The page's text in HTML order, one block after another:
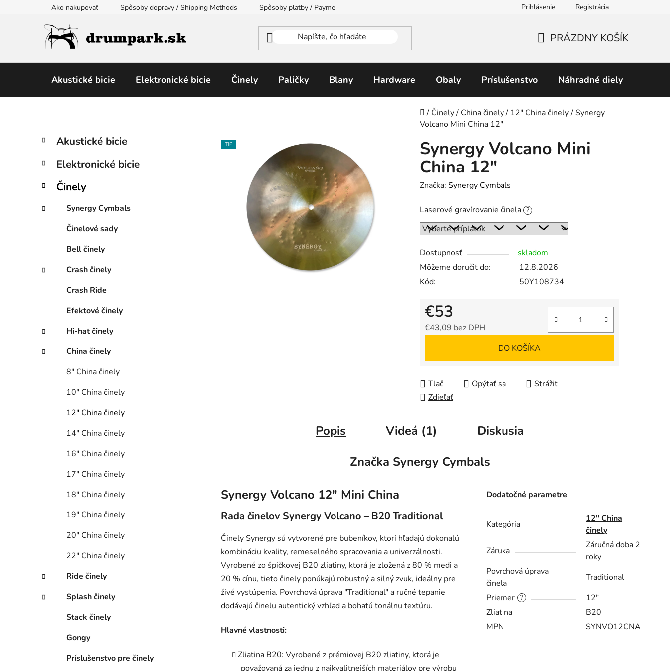
Ako nakupovať Spôsoby dopravy / Shipping Methods Spôsoby platby / Payment Methods Obchodné podmienky Predávané značky
Prihlásenie Registrácia
KOŠÍK
PRÁZDNY KOŠÍK
Akustické bicie Elektronické bicie Činely Paličky Blany Hardware Obaly Príslušenstvo Náhradné diely
Domov
/ Činely/ China činely/ 12″ China činely/Synergy
Volcano Mini China 12"
B
č
ý
a
Preskočiť
kategórie
K
a
e
ó
i
Akustické bicie
Elektronické bicie
Činely
Synergy Cymbals
Činelové sady
Bell činely
Crash činely
Crash Ride
Efektové činely
Hi-hat činely
China činely
8″ China či­ne­ly
10″ China činely
12″ China činely
14″ China činely
16″ China činely
17″ China činely
18″ China činely
19″ China činely
20″ China činely
22″ China činely
Ride činely
Splash činely
Stack činely
Gongy
Príslušenstvo pre činely
Synergy Volcano Mini
China 12"
Značka: Synergy Cymbals
Laserové gravírovanie činela ?
Dostupnosť
skladom
Môžeme doručiť do:
12.8.2026
Kód:
50Y108734
€53
€43,09 bez DPH
DO KOŠÍKA
Tlač Opýtať sa
Strážiť
Zdieľať
TIP
Popis Videá (1)
Diskusia
Značka Synergy Cymbals
Synergy Volcano 12" Mini China
Rada činelov Synergy Volcano – B20 Traditional
Činely Synergy sú vytvorené pre bubeníkov, ktorí hľadajú dokonalú
kombináciu kvality, remeselného spracovania a univerzálnosti.
Vyrobené zo špičkovej B20 zliatiny, ktorá je zložená z 80 % medi a
20 % cínu, tieto činely ponúkajú robustný a silný zvuk, ideálny pre
živé vystúpenia. Povrchová úprava "Traditional" a ručné tepanie
dodávajú činelu autentický vzhľad a bohatú tonálnu textúru.
Hlavné vlastnosti:
Zliatina B20: Vyrobené z prémiovej B20 zliatiny, ktorá je
považovaná za jednu z najkvalitnejších materiálov pre výrobu
Dodatočné parametre
Kategória
12″ China
činely
Záruka
Záručná doba 2
roky
Povrchová úprava
činela
Traditional
?
Priemer
12"
Zliatina
B20
MPN
SYNVO12CNA